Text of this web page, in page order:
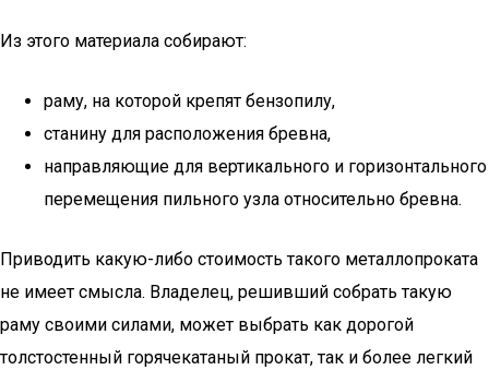
Из этого материала собирают:
раму, на которой крепят бензопилу,
станину для расположения бревна,
направляющие для вертикального и горизонтального
перемещения пильного узла относительно бревна.
Приводить какую-либо стоимость такого металлопроката
не имеет смысла. Владелец, решивший собрать такую
раму своими силами, может выбрать как дорогой
толстостенный горячекатаный прокат, так и более легкий